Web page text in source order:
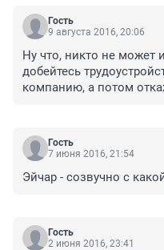
Гость
9 августа 2016, 20:06
Ну что, никто не может
добейтесь
компанию, а потом
Гость
7 июня 2016, 21:54
Эйчар - созвучно с
Гость
2 июня 2016, 23:41